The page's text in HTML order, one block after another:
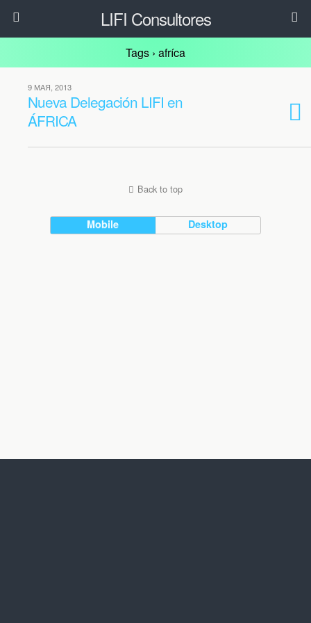
LIFI Consultores
Tags › afríca
9 МАЯ, 2013
Nueva Delegación LIFI en
ÁFRICA
Back to top
Mobile Desktop